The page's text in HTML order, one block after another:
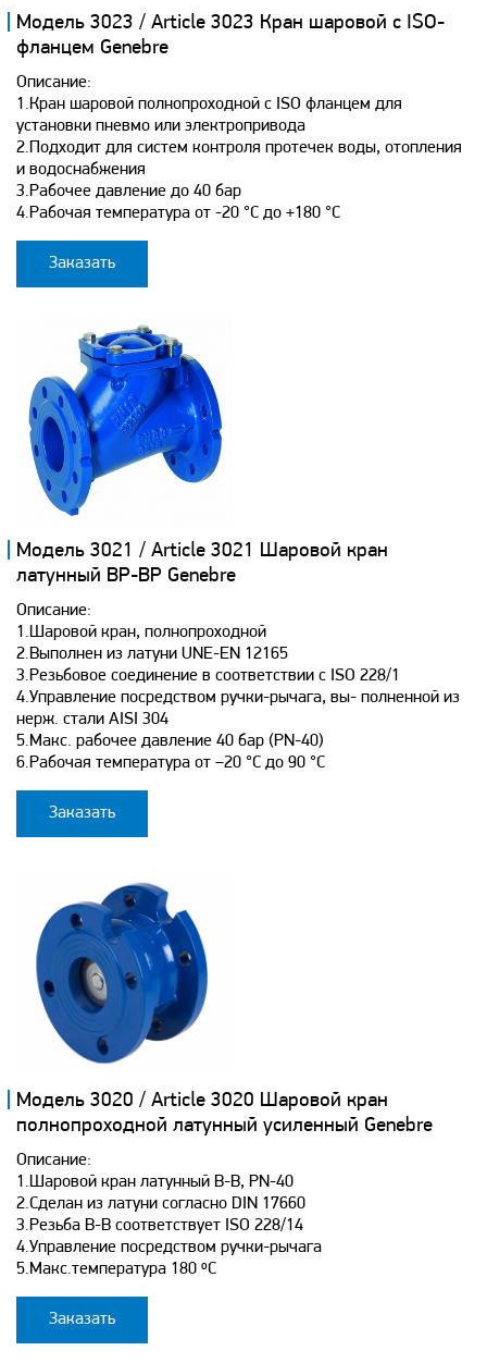
Модель 3023 / Article 3023 Кран шаровой с ISO-
фланцем Genebre
Описание:
1.Кран шаровой полнопроходной с ISO фланцем для
установки пневмо или электропривода
2.Подходит для систем контроля протечек воды, отопления
и водоснабжения
3.Рабочее давление до 40 бар
4.Рабочая температура от -20 °С до +180 °С
Заказать
Модель 3021 / Article 3021 Шаровой кран
латунный ВР-ВР Genebre
Описание:
1.Шаровой кран, полнопроходной
2.Выполнен из латуни UNE-EN 12165
3.Резьбовое соединение в соответствии с ISO 228/1
4.Управление посредством ручки-рычага, вы- полненной из
нерж. стали AISI 304
5.Макс. рабочее давление 40 бар (PN-40)
6.Рабочая температура от –20 °С до 90 °С
Заказать
Модель 3020 / Article 3020 Шаровой кран
полнопроходной латунный усиленный Genebre
Описание:
1.Шаровой кран латунный В-В, PN-40
2.Сделан из латуни согласно DIN 17660
3.Резьба В-В соответствует ISO 228/14
4.Управление посредством ручки-рычага
5.Макс.температура 180 ºC
Заказать